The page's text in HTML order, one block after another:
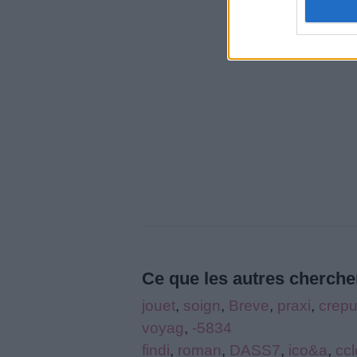
Ce que les autres
jouet, soign, Breve, praxi, crepu
voyag, -5834
findi, roman, DASS7, ico&a,